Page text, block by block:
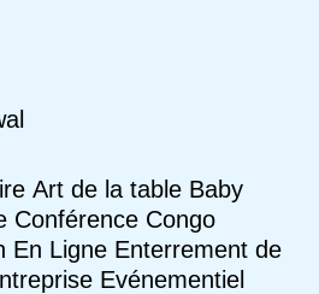
Art de la table Baby
Conférence Congo
En Ligne Enterrement de
Evénementiel